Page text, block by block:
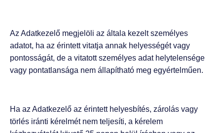
Az Adatkezelő megjelöli az általa kezelt személyes
adatot, ha az érintett vitatja annak helyességét vagy
pontosságát, de a vitatott személyes adat helytelensége
vagy pontatlansága nem állapítható meg egyértelműen.
Ha az Adatkezelő az érintett helyesbítés, zárolás vagy
törlés iránti kérelmét nem teljesíti, a kérelem